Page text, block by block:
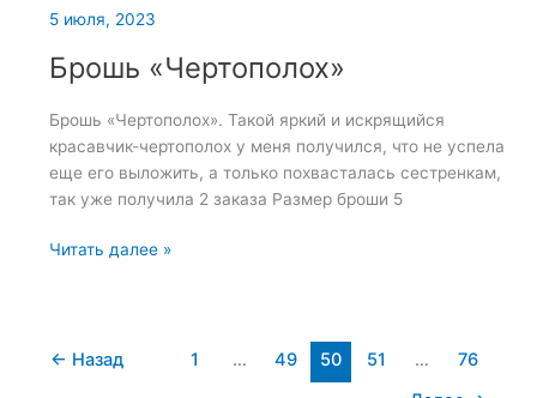
5 июля, 2023
Брошь «Чертополох»
Брошь «Чертополох». Такой яркий и искрящийся
красавчик-чертополох у меня получился, что не успела
еще его выложить, а только похвасталась сестренкам,
так уже получила 2 заказа Размер броши 5
Брошь
Читать далее »
← Назад 1 … 49 50 51 …
76